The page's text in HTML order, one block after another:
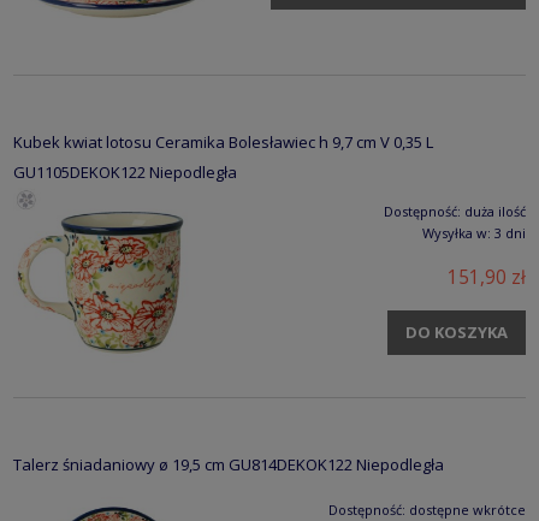
Kubek kwiat lotosu Ceramika Bolesławiec h 9,7 cm V 0,35 L
GU1105DEKOK122 Niepodległa
Dostępność: duża ilość
Wysyłka w: 3 dni
151,90 zł
DO KOSZYKA
Talerz śniadaniowy ø 19,5 cm GU814DEKOK122 Niepodległa
Dostępność: dostępne wkrótce